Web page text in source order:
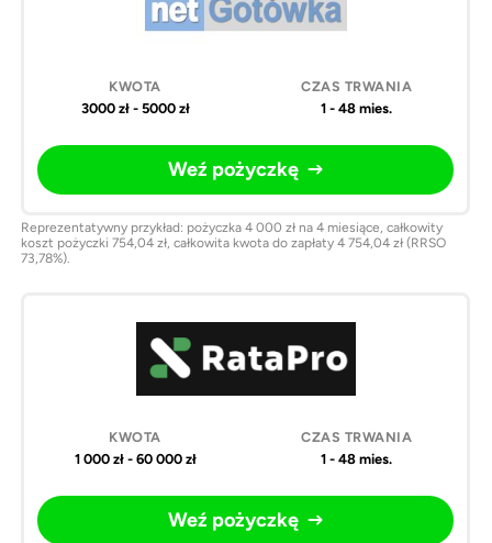
3000 zł - 5000 zł 1 - 48 mies.
Weź pożyczkę
Reprezentatywny przykład: pożyczka 4 000 zł na 4 miesiące, całkowity
koszt pożyczki 754,04 zł, całkowita kwota do zapłaty 4 754,04 zł (RRSO
73,78%).
1 000 zł - 60 000 zł 1 - 48 mies.
Weź pożyczkę